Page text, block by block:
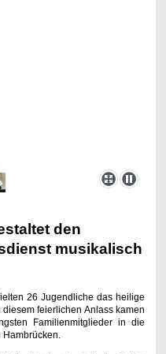
den
musikalisch
26 Jugendliche das heilige
feierlichen Anlass kamen
Familienmitglieder in die
Hambrücken.